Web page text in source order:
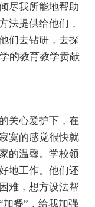
尽我所能地帮助
法提供给他们，
们去钻研，去探
的教育教学贡献
关心爱护下，在
寞的感觉很快就
的温馨。学校领
地工作。他们还
难，想方设法帮
餐”，给我加强